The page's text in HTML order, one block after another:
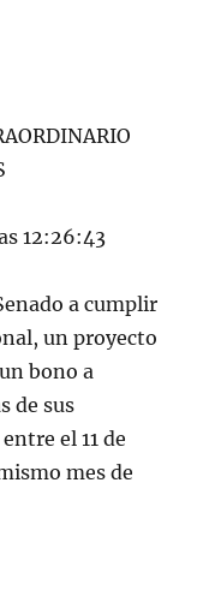
12:26:43
a cumplir
un proyecto
bono a
de sus
el 11 de
mes de